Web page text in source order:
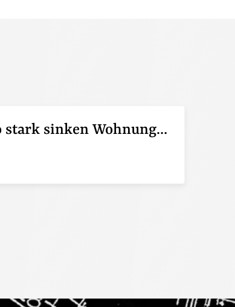
Pendeln lohnt sich: So stark sinken Wohnungspreise im Umland